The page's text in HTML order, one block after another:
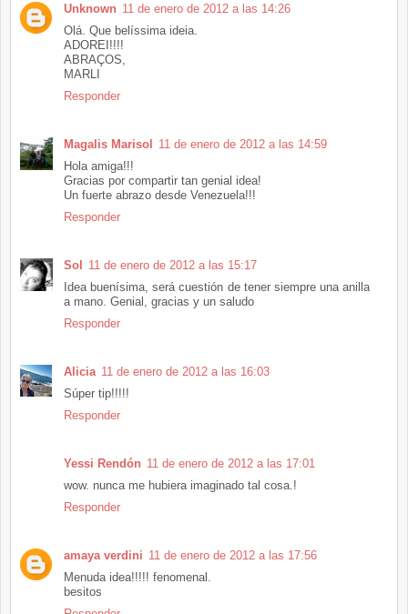
Unknown 11 de enero de 2012 a las 14:26
Olá. Que belíssima ideia.
ADOREI!!!!
ABRAÇOS,
MARLI
Responder
Magalis Marisol
11 de enero de 2012 a las 14:59
Hola amiga!!!
Gracias por compartir tan genial idea!
Un fuerte abrazo desde Venezuela!!!
Responder
Sol
11 de enero de 2012 a las 15:17
Idea buenísima, será cuestión de tener siempre una anilla
a mano. Genial, gracias y un saludo
Responder
Alicia 11 de enero de 2012 a las 16:03
Súper tip!!!!!
Responder
Yessi Rendón 11 de enero de 2012 a las 17:01
wow. nunca me hubiera imaginado tal cosa.!
Responder
amaya verdini 11 de enero de 2012 a las 17:56
Menuda idea!!!!! fenomenal.
besitos